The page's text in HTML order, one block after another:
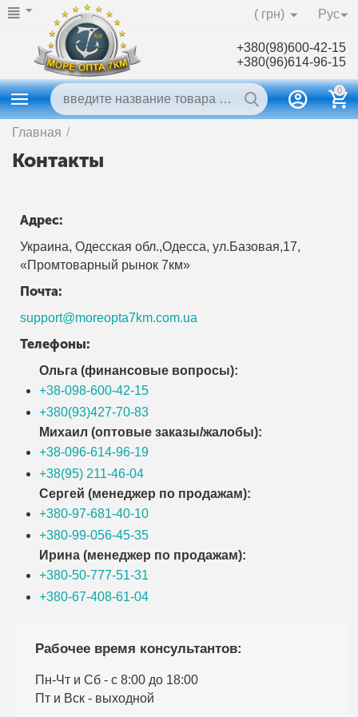
Рус
( грн)
+380(98)600-42-15
+380(96)614-96-15
0
Главная /
Контакты
Адрес:
Украина, Одесская обл.,Одесса, ул.Базовая,17,
«Промтоварный рынок 7км»
Почта:
support@moreopta7km.com.ua
Телефоны:
Ольга (финансовые вопросы):
+38-098-600-42-15
+380(93)427-70-83
Михаил (оптовые заказы/жалобы):
+38-096-614-96-19
+38(95) 211-46-04
Сергей (менеджер по продажам):
+380-97-681-40-10
+380-99-056-45-35
Ирина (менеджер по продажам):
+380-50-777-51-31
+380-67-408-61-04
Рабочее время консультантов:
Пн-Чт и Сб - с 8:00 до 18:00
Пт и Вск - выходной